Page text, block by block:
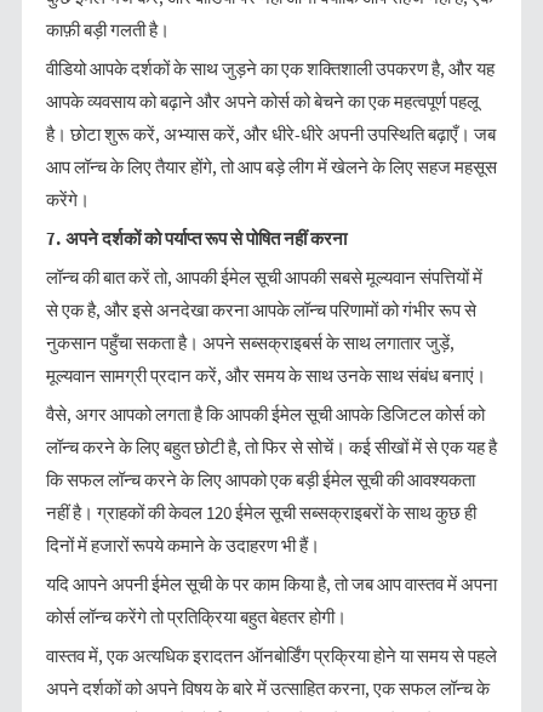
काफ़ी बड़ी गलती है।
वीडियो आपके दर्शकों के साथ जुड़ने का एक शक्तिशाली उपकरण है, और यह
आपके व्यवसाय को बढ़ाने और अपने कोर्स को बेचने का एक महत्वपूर्ण पहलू
है। छोटा शुरू करें, अभ्यास करें, और धीरे-धीरे अपनी उपस्थिति बढ़ाएँ। जब
आप लॉन्च के लिए तैयार होंगे, तो आप बड़े लीग में खेलने के लिए सहज महसूस
करेंगे।
7. अपनेदर्शकोंकोपर्याप्तरूपसेपोषितनहींकरना
लॉन्च की बात करें तो, आपकी ईमेल सूची आपकी सबसे मूल्यवान संपत्तियों में
से एक है, और इसे अनदेखा करना आपके लॉन्च परिणामों को गंभीर रूप से
नुकसान पहुँचा सकता है। अपने सब्सक्राइबर्स के साथ लगातार जुड़ें,
मूल्यवान सामग्री प्रदान करें, और समय के साथ उनके साथ संबंध बनाएं।
वैसे, अगर आपको लगता है कि आपकी ईमेल सूची आपके डिजिटल कोर्स को
लॉन्च करने के लिए बहुत छोटी है, तो फिर से सोचें। कई सीखों में से एक यह है
कि सफल लॉन्च करने के लिए आपको एक बड़ी ईमेल सूची की आवश्यकता
नहीं है। ग्राहकों की केवल 120 ईमेल सूची सब्सक्राइबरों के साथ कुछ ही
दिनों में हजारों रूपये कमाने के उदाहरण भी हैं।
यदि आपने अपनी ईमेल सूची के पर काम किया है, तो जब आप वास्तव में अपना
कोर्स लॉन्च करेंगे तो प्रतिक्रिया बहुत बेहतर होगी।
वास्तव में, एक अत्यधिक इरादतन ऑनबोर्डिंग प्रक्रिया होने या समय से पहले
अपने दर्शकों को अपने विषय के बारे में उत्साहित करना, एक सफल लॉन्च के